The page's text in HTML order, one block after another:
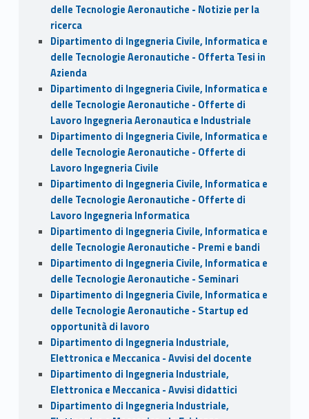
delle Tecnologie Aeronautiche - Notizie per la
ricerca
Dipartimento di Ingegneria Civile, Informatica e
delle Tecnologie Aeronautiche - Offerta Tesi in
Azienda
Dipartimento di Ingegneria Civile, Informatica e
delle Tecnologie Aeronautiche - Offerte di
Lavoro Ingegneria Aeronautica e Industriale
Dipartimento di Ingegneria Civile, Informatica e
delle Tecnologie Aeronautiche - Offerte di
Lavoro Ingegneria Civile
Dipartimento di Ingegneria Civile, Informatica e
delle Tecnologie Aeronautiche - Offerte di
Lavoro Ingegneria Informatica
Dipartimento di Ingegneria Civile, Informatica e
delle Tecnologie Aeronautiche - Premi e bandi
Dipartimento di Ingegneria Civile, Informatica e
delle Tecnologie Aeronautiche - Seminari
Dipartimento di Ingegneria Civile, Informatica e
delle Tecnologie Aeronautiche - Startup ed
opportunità di lavoro
Dipartimento di Ingegneria Industriale,
Elettronica e Meccanica - Avvisi del docente
Dipartimento di Ingegneria Industriale,
Elettronica e Meccanica - Avvisi didattici
Dipartimento di Ingegneria Industriale,